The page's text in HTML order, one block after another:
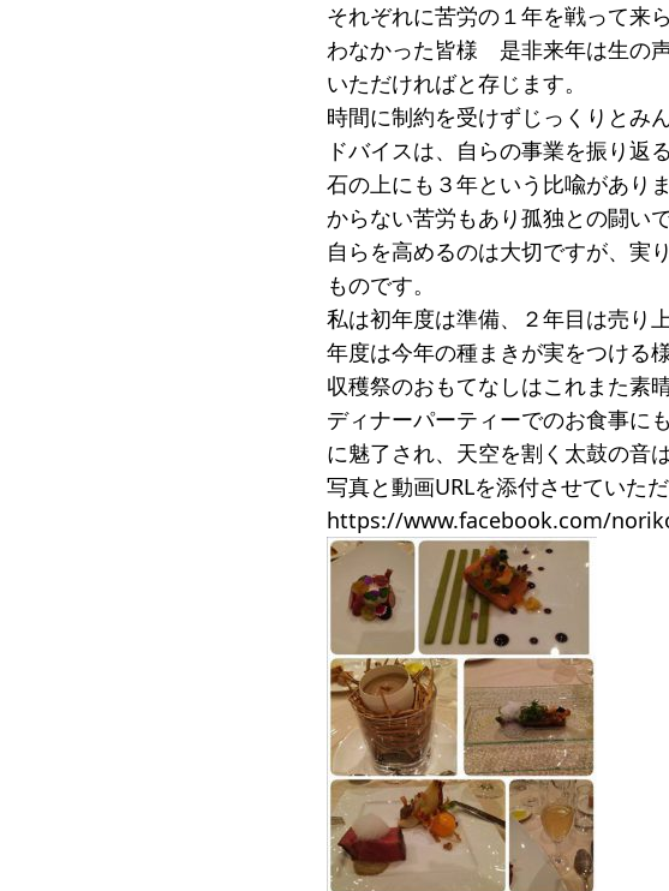
それぞれに苦労の１年を戦って来
わなかった皆様 是非来年は生の
いただければと存じます。
時間に制約を受けずじっくりとみ
ドバイスは、自らの事業を振り返
石の上にも３年という比喩があり
からない苦労もあり孤独との闘い
自らを高めるのは大切ですが、実
ものです。
私は初年度は準備、２年目は売り
年度は今年の種まきが実をつける
収穫祭のおもてなしはこれまた素晴
ディナーパーティーでのお食事に
に魅了され、天空を割く太鼓の音
写真と動画URLを添付させていただ
https://www.facebook.com/